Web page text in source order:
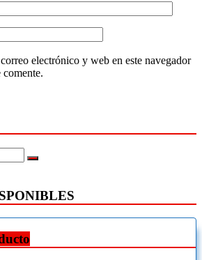
electrónico y web en este navegador